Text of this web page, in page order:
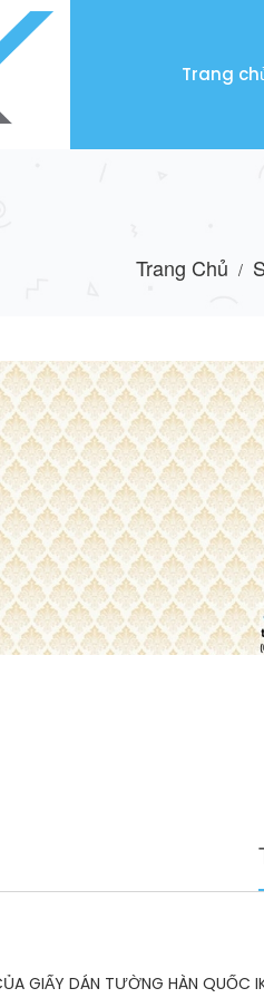
Trang
Trang Chủ /
GIẤY DÁN TƯỜNG HÀN QUỐC